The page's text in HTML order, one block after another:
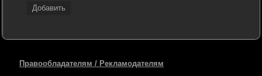
Добавить
Правообладателям / Рекламодателям